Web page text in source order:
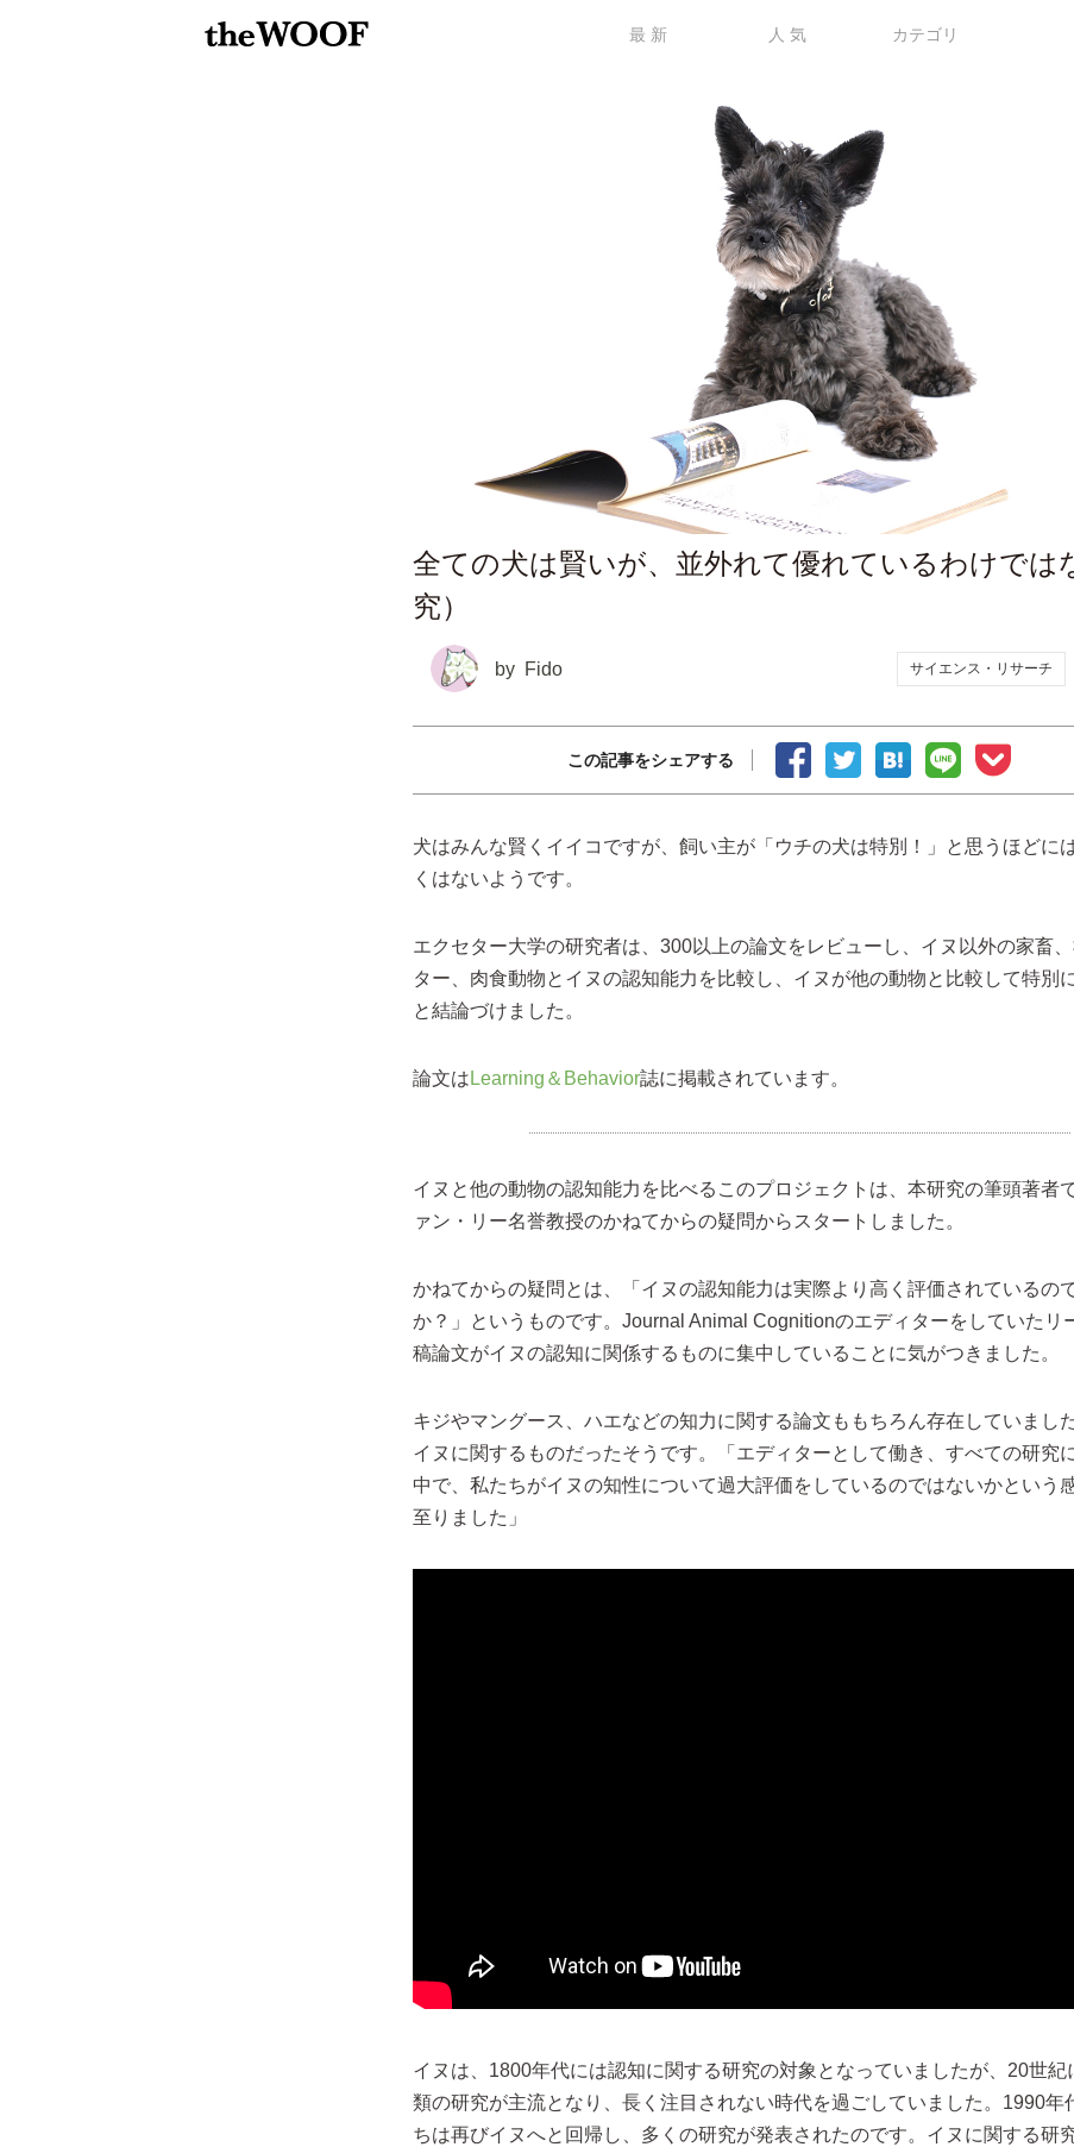
最 新 人 気 カテゴリ
全ての犬は賢いが、並外れて優れているわけでは
究）
by Fido サイエンス・リサーチ
この記事をシェアする
犬はみんな賢くイイコですが、飼い主が「ウチの犬は特別！」と思うほどに
くはないようです。
エクセター大学の研究者は、300以上の論文をレビューし、イヌ以外の家畜
ター、肉食動物とイヌの認知能力を比較し、イヌが他の動物と比較して特別
と結論づけました。
論文は Learning＆Behavior誌に掲載されています。
イヌと他の動物の認知能力を比べるこのプロジェクトは、本研究の筆頭著者
ァン・リー名誉教授のかねてからの疑問からスタートしました。
かねてからの疑問とは、「イヌの認知能力は実際より高く評価されているの
か？」というものです。Journal Animal Cognitionのエディターをしていたリ
稿論文がイヌの認知に関係するものに集中していることに気がつきました。
キジやマングース、ハエなどの知力に関する論文ももちろん存在していまし
イヌに関するものだったそうです。「エディターとして働き、すべての研究
中で、私たちがイヌの知性について過大評価をしているのではないかという
至りました」
イヌは、1800年代には認知に関する研究の対象となっていましたが、20世紀
類の研究が主流となり、長く注目されない時代を過ごしていました。1990年
ちは再びイヌへと回帰し、多くの研究が発表されたのです。イヌに関する研